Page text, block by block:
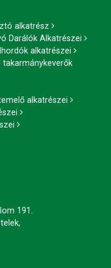
alkatrész
Darálók Alkatrészei
alkatrészei
takarmánykeverők
alkatrészei
191.